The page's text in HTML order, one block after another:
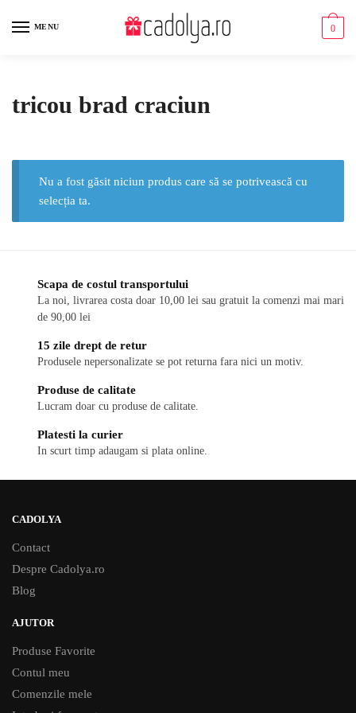
MENU 0
tricou brad craciun
Nu a fost găsit niciun produs care să se potrivească cu
selecția ta.
Scapa de costul transportului
La noi, livrarea costa doar 10,00 lei sau gratuit la comenzi mai mari
de 90,00 lei
15 zile drept de retur
Produsele nepersonalizate se pot returna fara nici un motiv.
Produse de calitate
Lucram doar cu produse de calitate.
Platesti la curier
In scurt timp adaugam si plata online.
CADOLYA
Contact
Despre Cadolya.ro
Blog
AJUTOR
Produse Favorite
Contul meu
Comenzile mele